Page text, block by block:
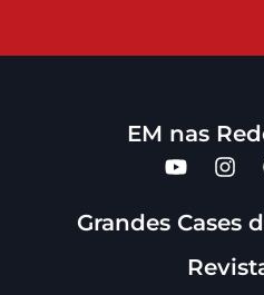
EM nas
Grandes Cases